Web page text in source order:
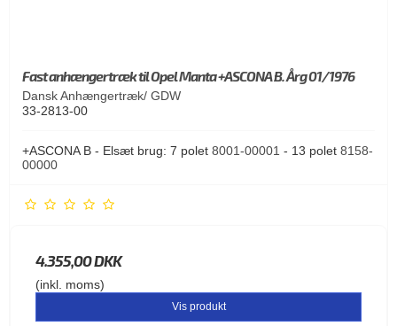
Fast anhængertræk til Opel Manta +ASCONA B. Årg 01/1976
Dansk Anhængertræk/ GDW
33-2813-00
+ASCONA B - Elsæt brug: 7 polet 8001-00001 - 13 polet 8158-
00000
4.355,00 DKK
(inkl. moms)
Vis produkt